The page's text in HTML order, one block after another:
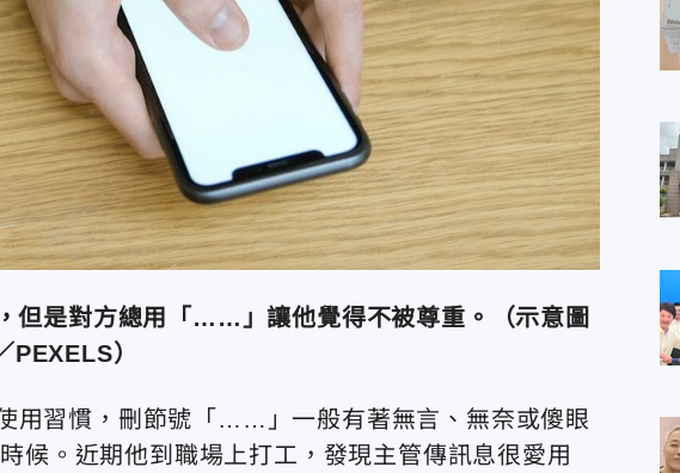
但是對方總用「……」讓他覺得不被尊重。（示意圖
PEXELS）
用習慣，刪節號「……」一般有著無言、無奈或傻眼
候。近期他到職場上打工，發現主管傳訊息很愛用